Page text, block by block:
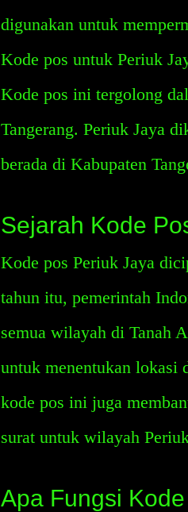
digunakan untuk
Kode pos untuk Periuk
Kode pos ini tergolong
Tangerang. Periuk Jaya
berada di Kabupaten
Sejarah Kode
Kode pos Periuk Jaya
tahun itu, pemerintah
semua wilayah di Tanah
untuk menentukan lokasi
kode pos ini juga
surat untuk wilayah
Apa Fungsi